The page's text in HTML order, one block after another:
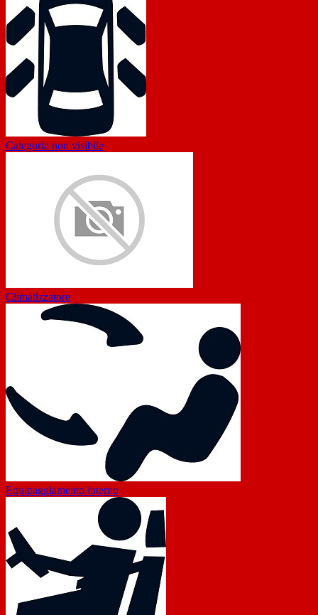
Categoria non visibile
Climatizzatore
Equipaggiamento interno